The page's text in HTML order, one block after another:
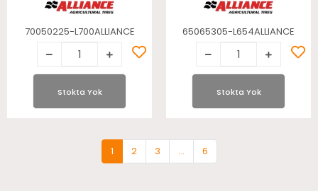
70050225-L700ALLIANCE
Stokta Yok
65065305-L654ALLIANCE
Stokta Yok
1 2 3 ... 6